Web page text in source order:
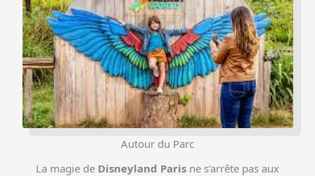
Autour du Parc
La magie de Disneyland Paris ne s’arrête pas aux